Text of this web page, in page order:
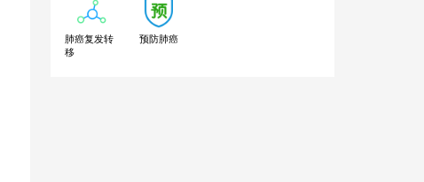
肺癌复发转
移
预防肺癌